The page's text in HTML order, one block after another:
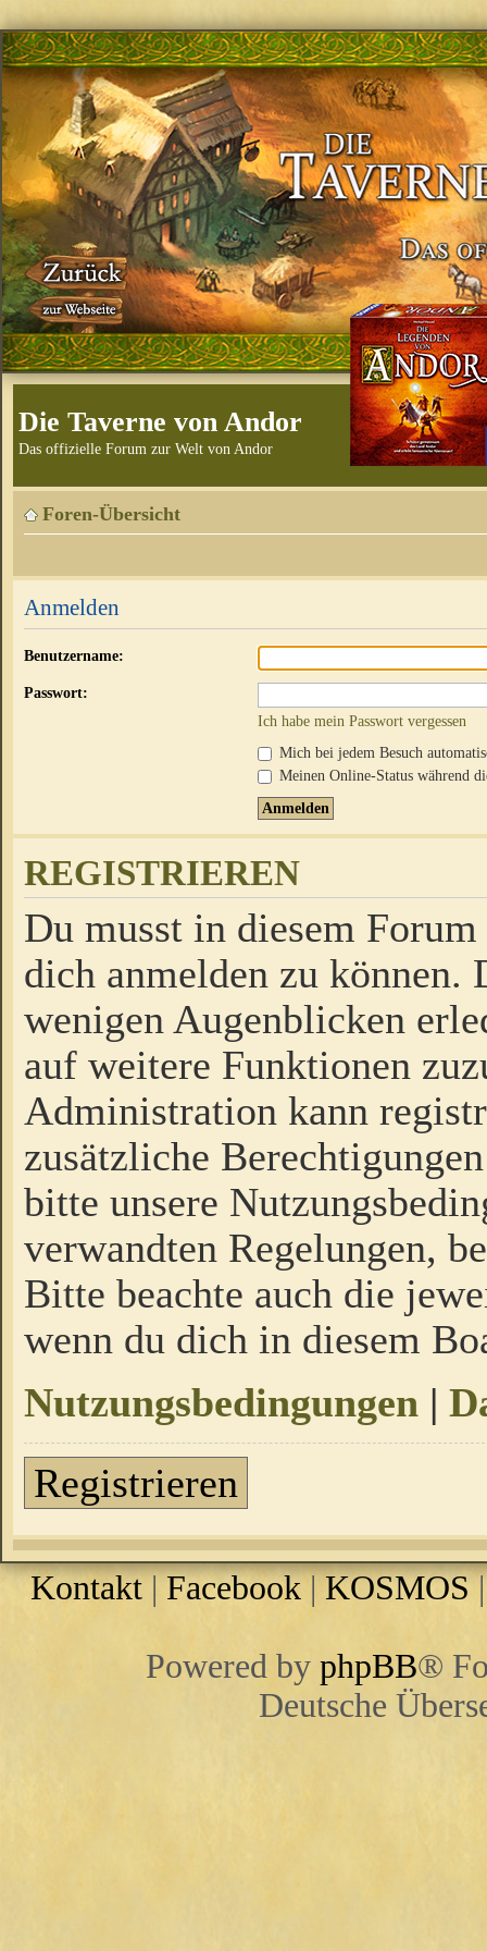
Die Taverne von Andor
Das offizielle Forum zur Welt von Andor
Foren-Übersicht
Anmelden
Benutzername:
Passwort:
Ich habe mein Passwort vergessen
Mich bei jedem Besuch
Meinen Online-Status während
REGISTRIEREN
Du musst in diesem
dich anmelden zu
wenigen Augenblicken
auf weitere Funktionen
Administration kann
zusätzliche
bitte unsere
verwandten Regelungen,
Bitte beachte auch die
wenn du dich in diesem
Nutzungsbedingungen |
Registrieren
Kontakt | Facebook |KOSMOS
Powered by phpBB®
Deutsche